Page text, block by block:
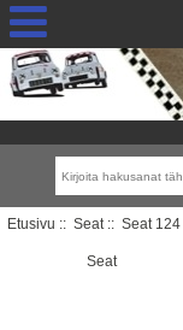
Etusivu :: Seat:: Seat 124
Seat